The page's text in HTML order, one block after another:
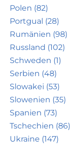
Polen (82)
Portgual (28)
Rumänien (98)
Russland (102)
Schweden (1)
Serbien (48)
Slowakei (53)
Slowenien (35)
Spanien (73)
Tschechien (86)
Ukraine (147)